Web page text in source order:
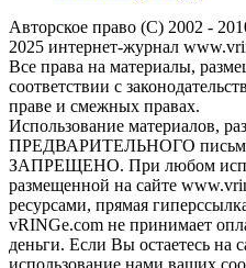
Авторское право (С) 2002 -
2025 интернет-журнал
Все права на материалы,
соответствии с
праве и смежных правах.
Использование материалов,
ПРЕДВАРИТЕЛЬНОГО
ЗАПРЕЩЕНО. При любом
размещенной на сайте
ресурсами, прямая
vRINGe.com не принимает
деньги. Если Вы остаетесь на
использование нами ваших